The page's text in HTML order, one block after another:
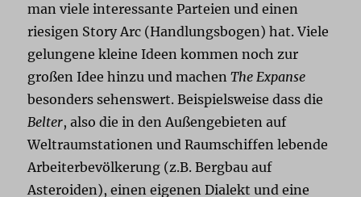
man viele interessante Parteien und einen
riesigen Story Arc (Handlungsbogen) hat. Viele
gelungene kleine Ideen kommen noch zur
großen Idee hinzu und machenThe Expanse
besonders sehenswert. Beispielsweise dass die
Belter, also die in den Außengebieten auf
Weltraumstationen und Raumschiffen lebende
Arbeiterbevölkerung (z.B. Bergbau auf
Asteroiden), einen eigenen Dialekt und eine